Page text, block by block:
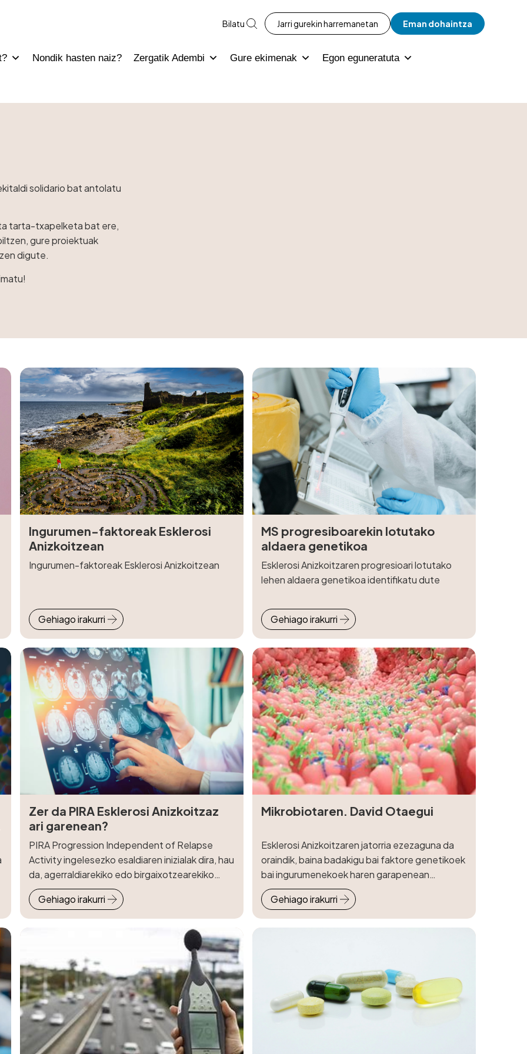
Bilatu Jarri gurekin harremanetan Eman dohaintza
Nondik hasten naiz? Zergatik Adembi Gure ekimenak Egon eguneratuta
solidario bat antolatu
tarta-txapelketa bat ere,
gure proiektuak
digute.
Ingurumen-faktoreak Esklerosi
Anizkoitzean
Ingurumen-faktoreak Esklerosi Anizkoitzean
Gehiago irakurri
MS progresiboarekin lotutako
aldaera genetikoa
Esklerosi Anizkoitzaren progresioari lotutako
lehen aldaera genetikoa identifikatu dute
Gehiago irakurri
Zer da PIRA Esklerosi Anizkoitzaz
ari garenean?
PIRA Progression Independent of Relapse
Activity ingelesezko esaldiaren inizialak dira, hau
da, agerraldiarekiko edo birgaixotzearekiko
progresio independentea.
Gehiago irakurri
Mikrobiotaren. David Otaegui
Esklerosi Anizkoitzaren jatorria ezezaguna da
oraindik, baina badakigu bai faktore genetikoek
bai ingurumenekoek haren garapenean
laguntzen dutela.
Gehiago irakurri